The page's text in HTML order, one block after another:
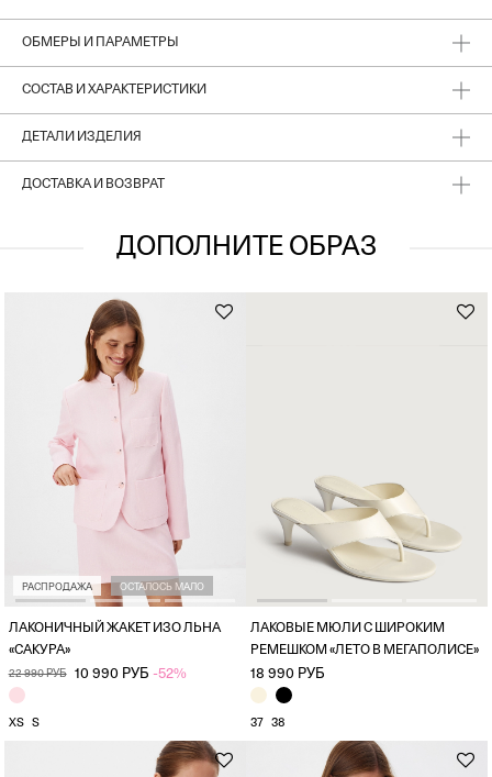
или уютным прибрежным улочкам, когда жизнь кажется
ОБМЕРЫ И ПАРАМЕТРЫ
СОСТАВ И ХАРАКТЕРИСТИКИ
ДЕТАЛИ ИЗДЕЛИЯ
ДОСТАВКА И ВОЗВРАТ
ДОПОЛНИТЕ ОБРАЗ
РАСПРОДАЖА ОСТАЛОСЬ МАЛО
ЛАКОНИЧНЫЙ ЖАКЕТ ИЗО ЛЬНА
«САКУРА»
22 990 РУБ 10 990 РУБ -52%
XS S
ЛАКОВЫЕ МЮЛИ С ШИРОКИМ
РЕМЕШКОМ «ЛЕТО В МЕГАПОЛИСЕ»
18 990 РУБ
37 38